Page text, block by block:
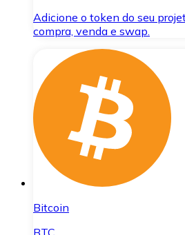
Adicione o token do seu
compra, venda e swap.
Bitcoin
BTC